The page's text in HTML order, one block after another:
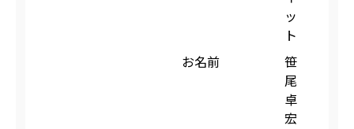
ッ
ト
お名前
笹
尾
卓
宏